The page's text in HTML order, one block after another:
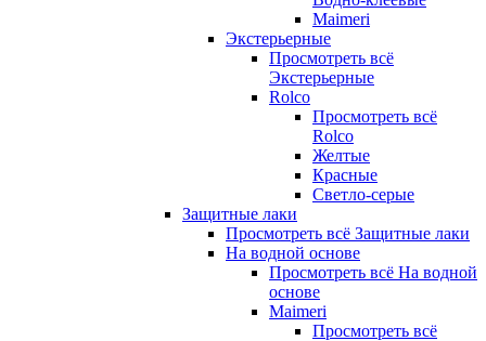
Maimeri
Экстерьерные
Просмотреть всё
Экстерьерные
Rolco
Просмотреть всё
Rolco
Желтые
Красные
Светло-серые
Защитные лаки
Просмотреть всё Защитные лаки
На водной основе
Просмотреть всё На водной
основе
Maimeri
Просмотреть всё